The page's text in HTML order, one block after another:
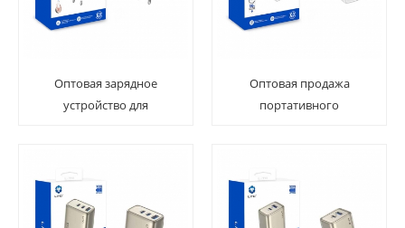
Оптовая зарядное
устройство для
Оптовая продажа
портативного
зарядным устройством
QC 3.0